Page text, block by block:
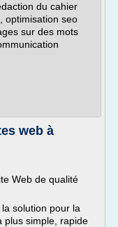
du cahier
optimisation seo
sur des mots
web à
Web de qualité
solution pour la
plus simple, rapide